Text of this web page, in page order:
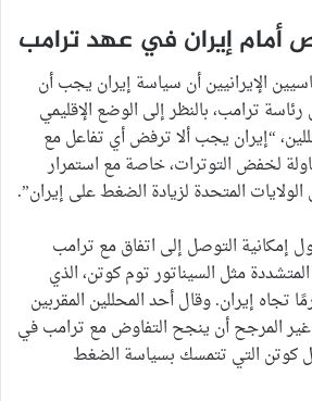
أمام إيران في عهد ترامب
الإيرانيين أن سياسة إيران يجب أن
ترامب، بالنظر إلى الوضع الإقليمي
“إيران يجب ألا ترفض أي تفاعل مع
لخفض التوترات، خاصة مع استمرار
المتحدة لزيادة الضغط على إيران”.
إمكانية التوصل إلى اتفاق مع ترامب
مثل السيناتور توم كوتن، الذي
تجاه إيران. وقال أحد المحللين المقربين
غير المرجح أن ينجح التفاوض مع ترامب في
التي تتمسك بسياسة الضغط